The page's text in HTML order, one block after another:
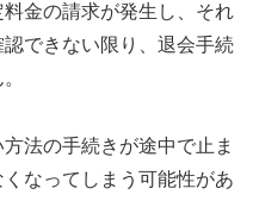
金の請求が発生し、それ
できない限り、退会手続
法の手続きが途中で止ま
なってしまう可能性があ